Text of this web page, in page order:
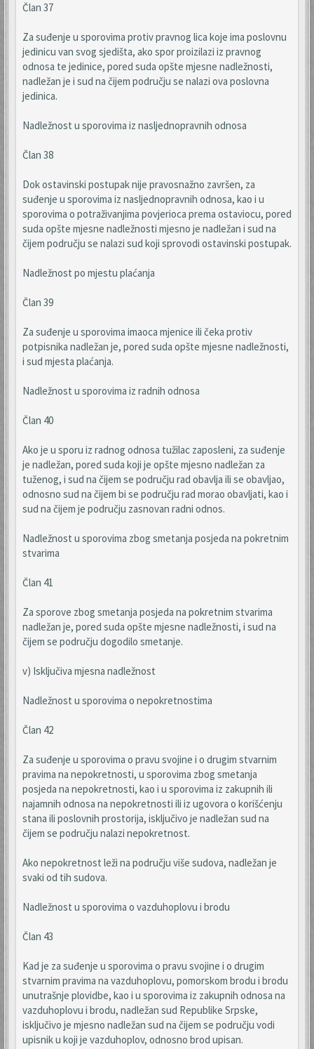
Član 37
Za suđenje u sporovima protiv pravnog lica koje ima poslovnu
jedinicu van svog sjedišta, ako spor proizilazi iz pravnog
odnosa te jedinice, pored suda opšte mjesne nadležnosti,
nadležan je i sud na čijem području se nalazi ova poslovna
jedinica.
Nadležnost u sporovima iz nasljednopravnih odnosa
Član 38
Dok ostavinski postupak nije pravosnažno završen, za
suđenje u sporovima iz nasljednopravnih odnosa, kao i u
sporovima o potraživanjima povjerioca prema ostaviocu, pored
suda opšte mjesne nadležnosti mjesno je nadležan i sud na
čijem području se nalazi sud koji sprovodi ostavinski postupak.
Nadležnost po mjestu plaćanja
Član 39
Za suđenje u sporovima imaoca mjenice ili čeka protiv
potpisnika nadležan je, pored suda opšte mjesne nadležnosti,
i sud mjesta plaćanja.
Nadležnost u sporovima iz radnih odnosa
Član 40
Ako je u sporu iz radnog odnosa tužilac zaposleni, za suđenje
je nadležan, pored suda koji je opšte mjesno nadležan za
tuženog, i sud na čijem se području rad obavlja ili se obavljao,
odnosno sud na čijem bi se području rad morao obavljati, kao i
sud na čijem je području zasnovan radni odnos.
Nadležnost u sporovima zbog smetanja posjeda na pokretnim
stvarima
Član 41
Za sporove zbog smetanja posjeda na pokretnim stvarima
nadležan je, pored suda opšte mjesne nadležnosti, i sud na
čijem se području dogodilo smetanje.
v) Isključiva mjesna nadležnost
Nadležnost u sporovima o nepokretnostima
Član 42
Za suđenje u sporovima o pravu svojine i o drugim stvarnim
pravima na nepokretnosti, u sporovima zbog smetanja
posjeda na nepokretnosti, kao i u sporovima iz zakupnih ili
najamnih odnosa na nepokretnosti ili iz ugovora o korišćenju
stana ili poslovnih prostorija, isključivo je nadležan sud na
čijem se području nalazi nepokretnost.
Ako nepokretnost leži na području više sudova, nadležan je
svaki od tih sudova.
Nadležnost u sporovima o vazduhoplovu i brodu
Član 43
Kad je za suđenje u sporovima o pravu svojine i o drugim
stvarnim pravima na vazduhoplovu, pomorskom brodu i brodu
unutrašnje plovidbe, kao i u sporovima iz zakupnih odnosa na
vazduhoplovu i brodu, nadležan sud Republike Srpske,
isključivo je mjesno nadležan sud na čijem se području vodi
upisnik u koji je vazduhoplov, odnosno brod upisan.